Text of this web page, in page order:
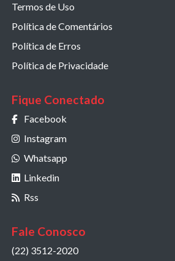
Termos de Uso
Política de Comentários
Política de Erros
Política de Privacidade
Fique Conectado
Facebook
Instagram
Whatsapp
Linkedin
Rss
Fale Conosco
(22) 3512-2020